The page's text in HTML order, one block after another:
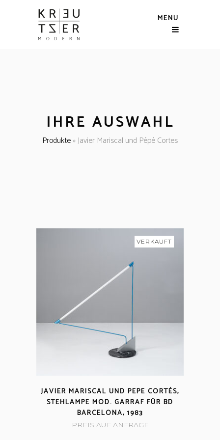
MENU
IHRE AUSWAHL
Produkte»Javier Mariscal und Pépé Cortes
VERKAUFT
JAVIER MARISCAL UND PEPE CORTÉS,
STEHLAMPE MOD. GARRAF FÜR BD
BARCELONA, 1983
PREIS AUF ANFRAGE